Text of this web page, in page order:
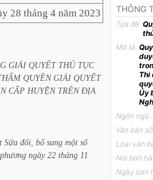
28 tháng 4 năm 2023
GIẢI QUYẾT THỦ TỤC
QUYỀN GIẢI QUYẾT
CẤP HUYỆN TRÊN ĐỊA
Sửa đổi, bổ sung một số
phương ngày 22 tháng 11
THÔNG
Tựa đề :
Mô tả :
Thi
Ủy
Ngôn ngữ :
Văn bản
Loại văn
Nơi ban
Ngày ban